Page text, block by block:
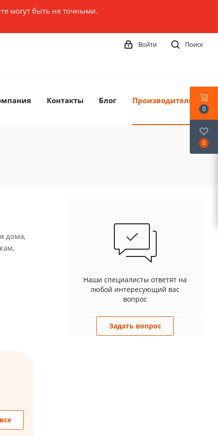
могут быть не точными.
Поиск
Войти
Контакты Блог Производители
дома,
Наши специалисты ответят на
любой интересующий вас
вопрос
Задать вопрос
0
0